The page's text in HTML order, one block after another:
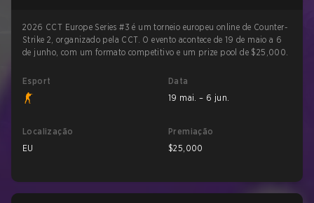
2026 CCT Europe Series #3 é um torneio europeu online de Counter-
Strike 2, organizado pela CCT. O evento acontece de 19 de maio a 6
de junho, com um formato competitivo e um prize pool de $25,000.
Esport
Data
19 mai. – 6 jun.
Localização
EU
Premiação
$25,000